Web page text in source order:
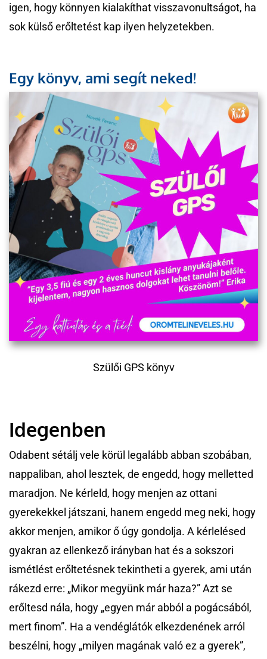
igen, hogy könnyen kialakíthat visszavonultságot, ha
sok külső erőltetést kap ilyen helyzetekben.
Egy könyv, ami segít neked!
Szülői GPS könyv
Idegenben
Odabent sétálj vele körül legalább abban szobában,
nappaliban, ahol lesztek, de engedd, hogy melletted
maradjon. Ne kérleld, hogy menjen az ottani
gyerekekkel játszani, hanem engedd meg neki, hogy
akkor menjen, amikor ő úgy gondolja. A kérlelésed
gyakran az ellenkező irányban hat és a sokszori
ismétlést erőltetésnek tekintheti a gyerek, ami után
rákezd erre: „Mikor megyünk már haza?” Azt se
erőltesd nála, hogy „egyen már abból a pogácsából,
mert finom”. Ha a vendéglátók elkezdenének arról
beszélni, hogy „milyen magának való ez a gyerek”,